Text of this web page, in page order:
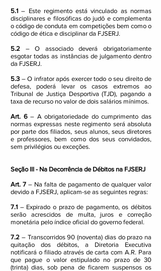
5.1 – Este regimento está vinculado as normas
disciplinares e filosóficas do judô e complementa
o código de conduta em competições bem como o
código de ética e disciplinar da FJSERJ.
5.2 – O associado deverá obrigatoriamente
esgotar todas as instâncias de julgamento dentro
da FJSERJ.
5.3 – O infrator após exercer todo o seu direito de
defesa, poderá levar os casos extremos ao
Tribunal de Justiça Desportiva (TJD), pagando a
taxa de recurso no valor de dois salários mínimos.
Art. 6– A obrigatoriedade do cumprimento das
normas expressas neste regimento será absoluta
por parte dos filiados, seus alunos, seus diretores
e professores, bem como dos seus convidados,
sem privilégios ou exceções.
Seção III - Na Decorrência de Débitos na FJSERJ
Art. 7 – Na falta de pagamento de qualquer valor
devido a FJSERJ, aplicam-se as seguintes regras:
7.1 – Expirado o prazo de pagamento, os débitos
serão acrescidos de multa, juros e correção
monetária pelo índice oficial do governo federal.
7.2 – Transcorridos 90 (noventa) dias do prazo na
quitação dos débitos, a Diretoria Executiva
notificará o filiado através de carta com A.R. Para
que pague o valor estipulado no prazo de 30
(trinta) dias, sob pena de ficarem suspensos os